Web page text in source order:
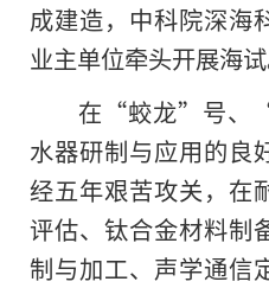
成建造，中科院深海
业主单位牵头开展海试
在“蛟龙”号、
水器研制与应用的良
经五年艰苦攻关，在
评估、钛合金材料制
制与加工、声学通信